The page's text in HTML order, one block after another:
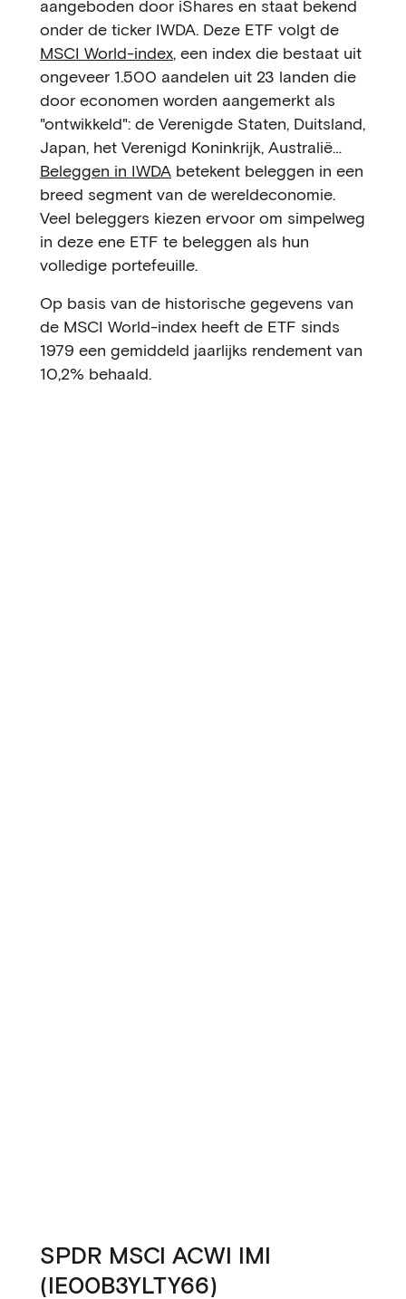
aangeboden door iShares en staat bekend
onder de ticker IWDA. Deze ETF volgt de
MSCI World-index, een index die bestaat uit
ongeveer 1.500 aandelen uit 23 landen die
door economen worden aangemerkt als
"ontwikkeld": de Verenigde Staten, Duitsland,
Japan, het Verenigd Koninkrijk, Australië…
Beleggen in IWDA betekent beleggen in een
breed segment van de wereldeconomie.
Veel beleggers kiezen ervoor om simpelweg
in deze ene ETF te beleggen als hun
volledige portefeuille.
Op basis van de historische gegevens van
de MSCI World-index heeft de ETF sinds
1979 een gemiddeld jaarlijks rendement van
10,2% behaald.
SPDR MSCI ACWI IMI
(IE00B3YLTY66)